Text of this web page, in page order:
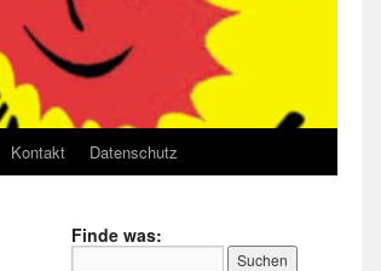
Kontakt Datenschutz
Finde was: